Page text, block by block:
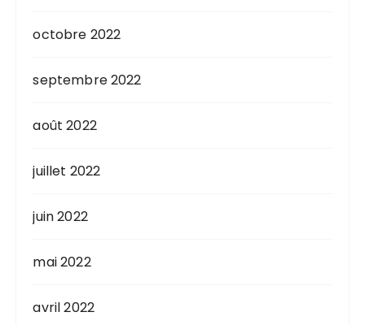
octobre 2022
septembre 2022
août 2022
juillet 2022
juin 2022
mai 2022
avril 2022